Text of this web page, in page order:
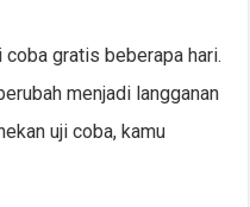
gratis beberapa hari.
menjadi langganan
uji coba, kamu